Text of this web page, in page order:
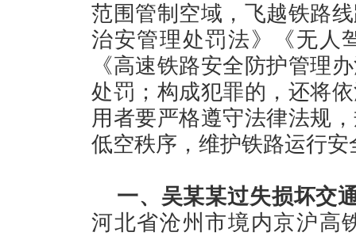
范围管制空域，飞越铁路
治安管理处罚法》《无人
《高速铁路安全防护管理
处罚；构成犯罪的，还将
用者要严格遵守法律法规
低空秩序，维护铁路运行安
一、吴某某过失损坏交
河北省沧州市境内京沪高